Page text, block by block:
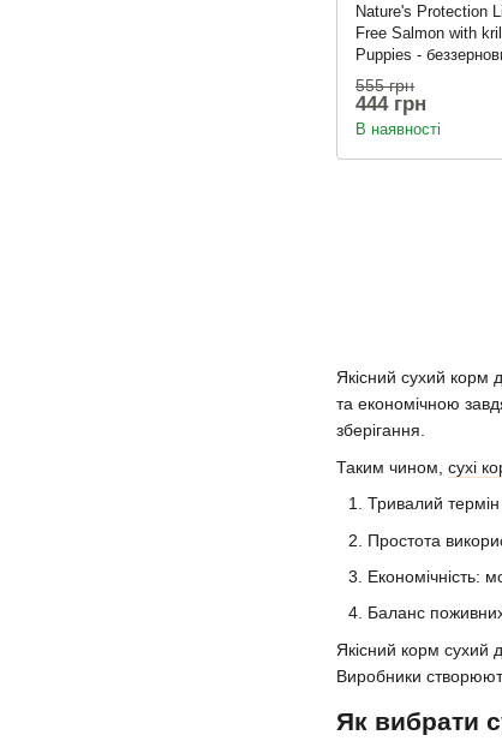
Якісний сухий корм
та економічною
зберігання.
Таким чином, сухі
Тривалий термін
Простота
Економічність:
Баланс
Якісний корм сухий
Виробники
Як вибрати
Nature's Protection
Free Salmon with
Puppies -
для цуценят всіх
крилем 1.5кг
555 грн
444 грн
В наявності